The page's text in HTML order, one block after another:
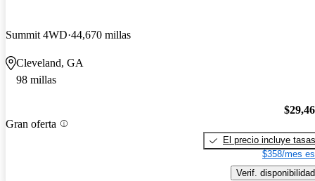
Summit 4WD 44,670 millas
Cleveland, GA
98 millas
Gran oferta
El precio incluye tasas
$358/mes
Verif. disponibilidad